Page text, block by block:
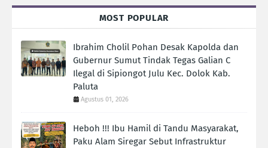
MOST POPULAR
Ibrahim Cholil Pohan Desak Kapolda dan
Gubernur Sumut Tindak Tegas Galian C
Ilegal di Sipiongot Julu Kec. Dolok Kab.
Paluta
Agustus 01, 2026
Heboh !!! Ibu Hamil di Tandu Masyarakat,
Paku Alam Siregar Sebut Infrastruktur